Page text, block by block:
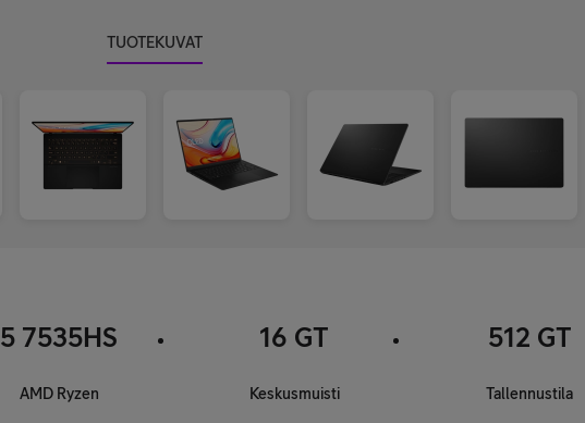
TUOTEKUVAT
5 7535HS
AMD Ryzen
16 GT
Keskusmuisti
512 GT
Tallennustila